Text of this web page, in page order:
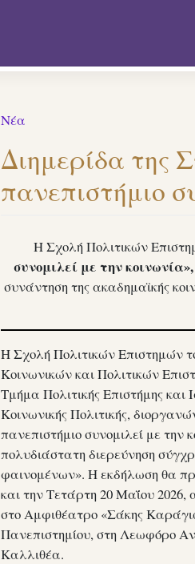
Νέα
Διημερίδα της
πανεπιστήμιο
Η Σχολή Πολιτικών
συνομιλεί με την
συνάντηση της ακαδημαϊκής
Η Σχολή Πολιτικών Επιστημών
Κοινωνικών και Πολιτικών
Τμήμα Πολιτικής Επιστήμης και
Κοινωνικής Πολιτικής,
πανεπιστήμιο συνομιλεί με την
πολυδιάστατη διερεύνηση
φαινομένων». Η εκδήλωση θα
και την Τετάρτη 20 Μαΐου 2026,
στο Αμφιθέατρο «Σάκης
Πανεπιστημίου, στη Λεωφόρο
Καλλιθέα.